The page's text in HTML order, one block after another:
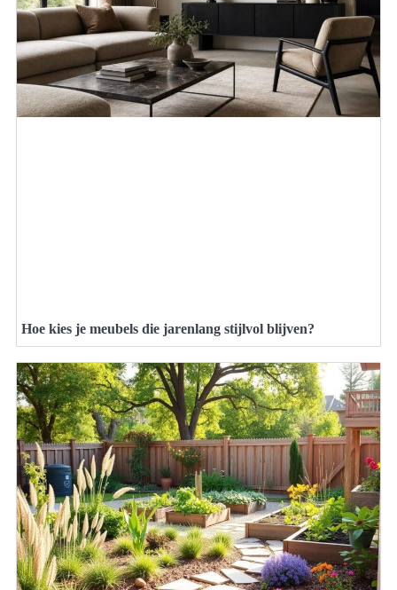
Hoe kies je meubels die jarenlang stijlvol blijven?